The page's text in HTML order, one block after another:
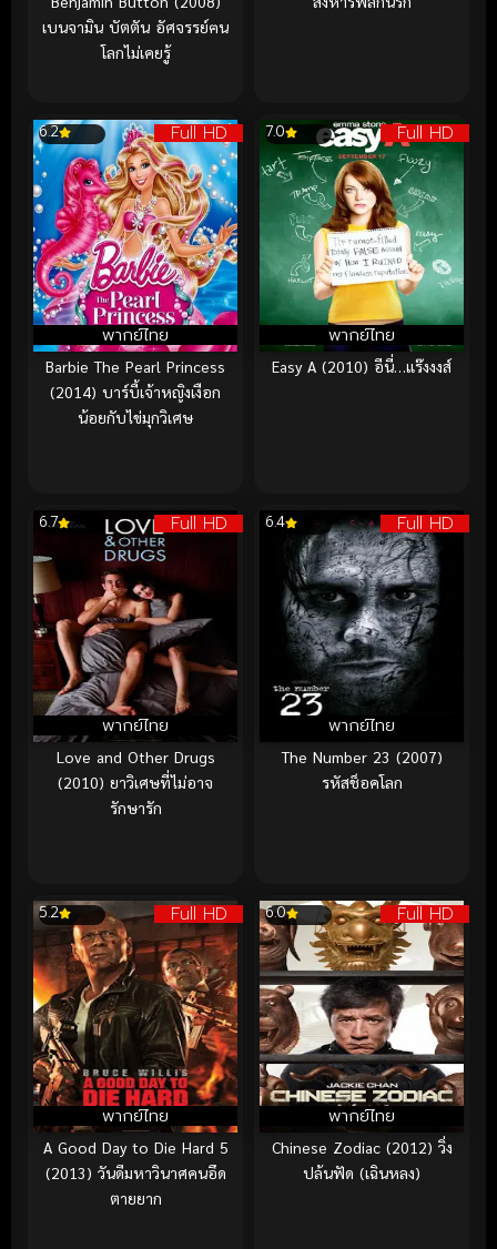
เบนจามิน บัตตัน อัศจรรย์ฅน
โลกไม่เคยรู้
Full HD
พากย์ไทย
6.2
Barbie The Pearl Princess
(2014) บาร์บี้เจ้าหญิงเงือก
น้อยกับไข่มุกวิเศษ
Full HD
พากย์ไทย
7.0
Easy A (2010) อีนี่…แร๊งงงส์
Full HD
พากย์ไทย
6.7
Love and Other Drugs
(2010) ยาวิเศษที่ไม่อาจ
รักษารัก
Full HD
พากย์ไทย
6.4
The Number 23 (2007)
รหัสช็อคโลก
Full HD
พากย์ไทย
5.2
A Good Day to Die Hard 5
(2013) วันดีมหาวินาศคนอึด
ตายยาก
Full HD
พากย์ไทย
6.0
Chinese Zodiac (2012) วิ่ง
ปล้นฟัด (เฉินหลง)